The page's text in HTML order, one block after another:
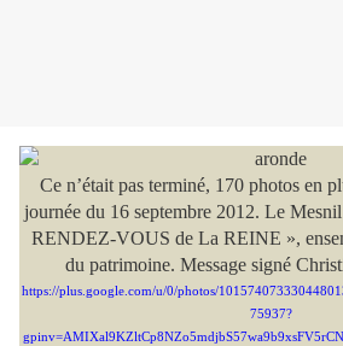
Ce n’était pas terminé, 170 photos en
journée du 16 septembre 2012. Le
RENDEZ-VOUS de La REINE »,
du patrimoine. Message signé
https://plus.google.com/u/0/photos/
75937?